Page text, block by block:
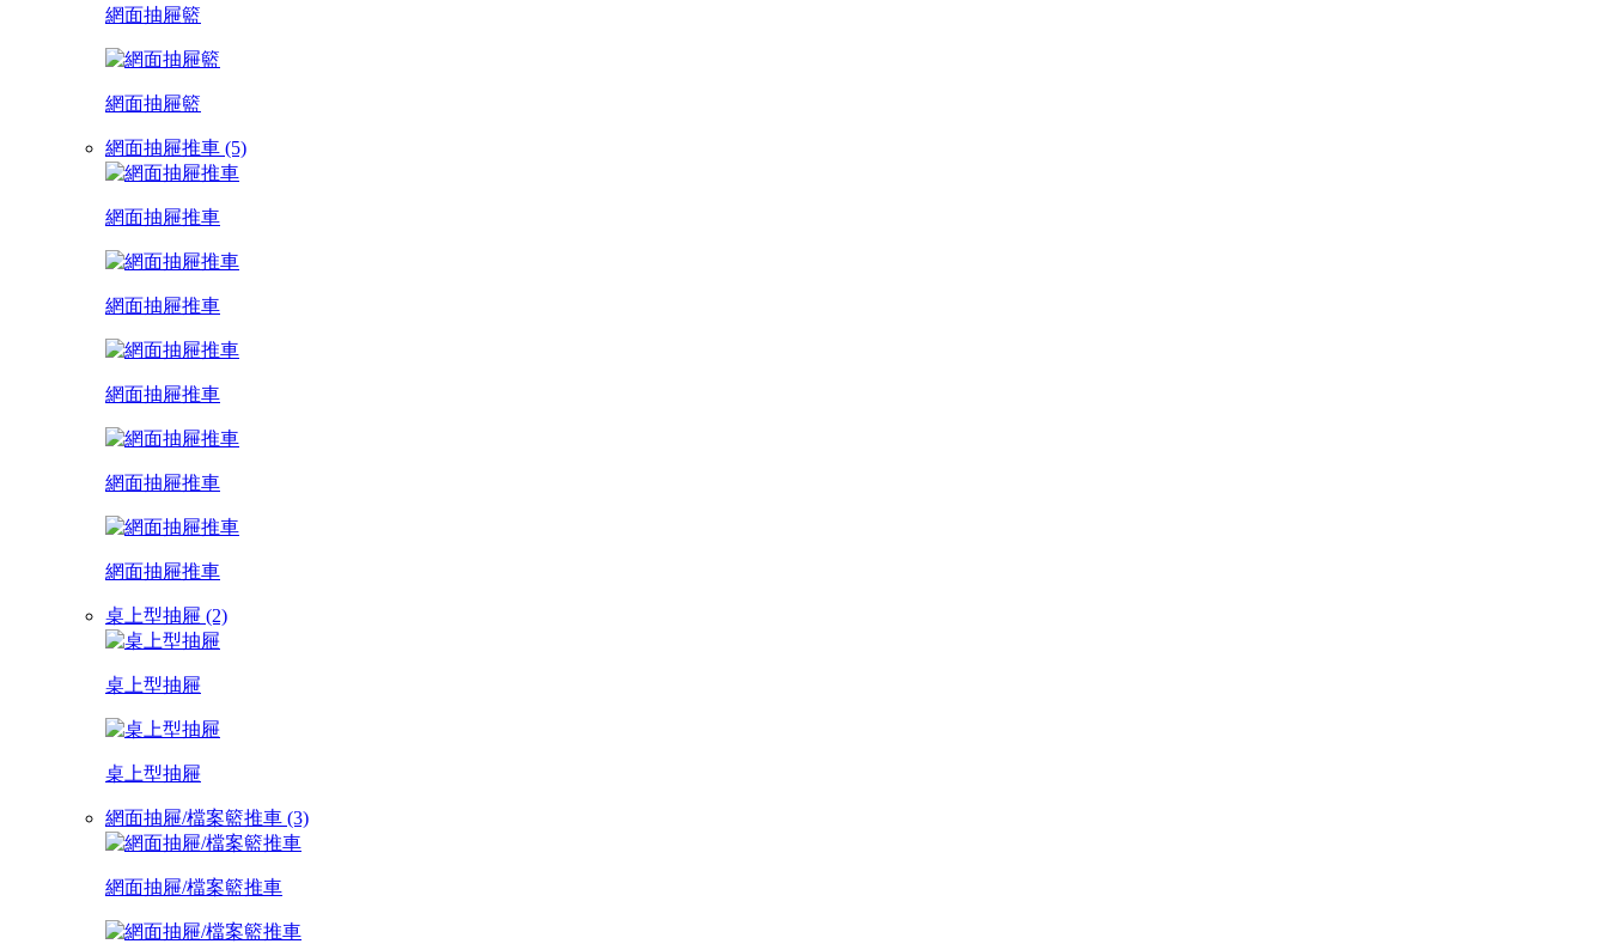
網面抽屜籃
網面抽屜籃
網面抽屜推車 (5)
網面抽屜推車
網面抽屜推車
網面抽屜推車
網面抽屜推車
網面抽屜推車
桌上型抽屜 (2)
桌上型抽屜
桌上型抽屜
網面抽屜/檔案籃推車 (3)
網面抽屜/檔案籃推車